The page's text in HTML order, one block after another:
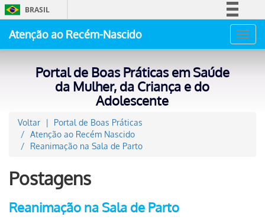
BRASIL
Acesso à informação
Atenção ao Recém-Nascido
Portal de Boas Práticas em Saúde
da Mulher, da Criança e do
Adolescente
Voltar
Portal de Boas Práticas
Atenção ao Recém Nascido
Reanimação na Sala de Parto
Postagens
Reanimação na Sala de Parto